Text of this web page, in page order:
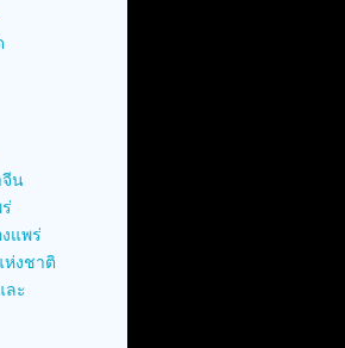
น
แพร่
ห่งชาติ
ละ